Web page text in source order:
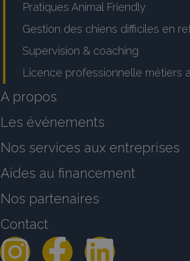
Pratiques Animal Friendly
Gestion des chiens difficiles en
Supervision & coaching
Licence professionnelle métiers
A propos
Les événements
Nos services aux entreprises
Aides au financement
Nos partenaires
Contact